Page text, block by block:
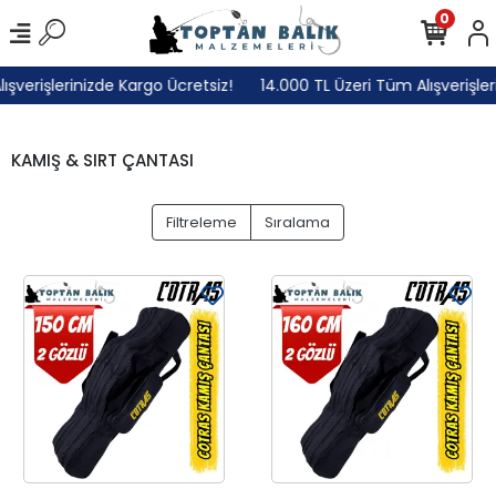
Kargo Ücretsiz! 14.000 TL Üzeri Tüm
0
KAMIŞ & SIRT ÇANTASI
Filtreleme Sıralama